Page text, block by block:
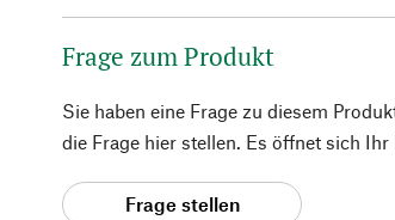
Frage zum Produkt
Sie haben eine Frage zu diesem
die Frage hier stellen. Es öffnet sich
Frage stellen